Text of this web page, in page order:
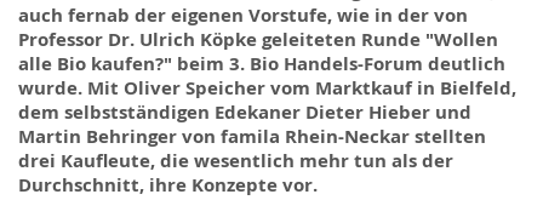
auch fernab der eigenen Vorstufe, wie in der von
Professor Dr. Ulrich Köpkegeleiteten Runde "Wollen
alle Bio kaufen?" beim 3. Bio Handels-Forum deutlich
wurde. Mit Oliver Speicher vom Marktkaufin Bielfeld,
dem selbstständigen Edekaner Dieter Hieber und
Martin Behringer von famila Rhein-Neckar stellten
drei Kaufleute, die wesentlich mehr tun als der
Durchschnitt, ihre Konzepte vor.